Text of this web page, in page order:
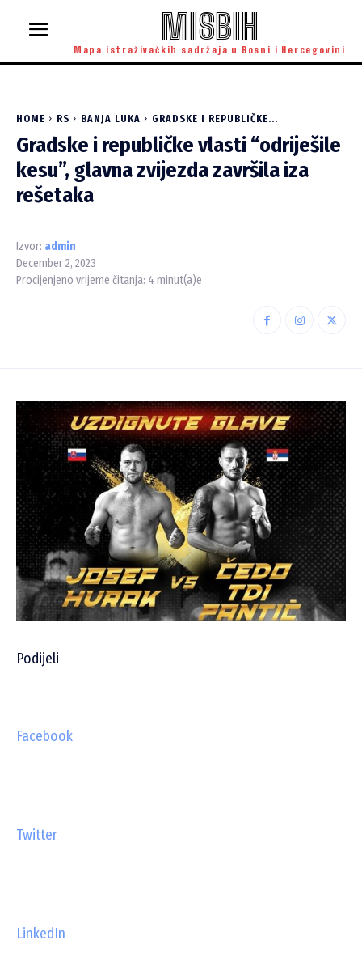
MISBIH
Mapa istraživačkih sadržaja u Bosni i Hercegovini
HOME RS BANJA LUKA GRADSKE I REPUBLIČKE...
Gradske i republičke vlasti “odriješile
kesu”, glavna zvijezda završila iza
rešetaka
Izvor: admin
December 2, 2023
Procijenjeno vrijeme čitanja: 4 minut(a)e
Podijeli
Facebook
Twitter
LinkedIn